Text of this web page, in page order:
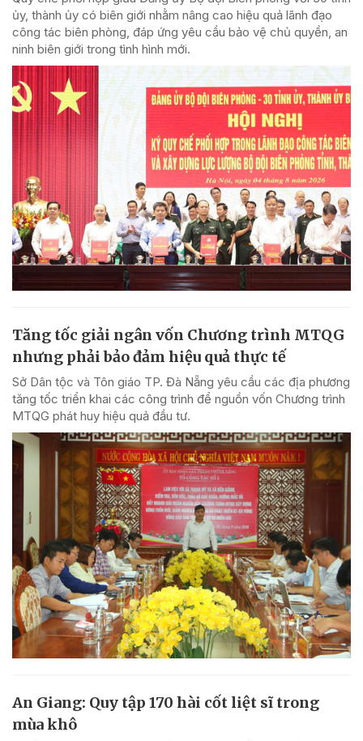
ủy, thành ủy có biên giới nhằm nâng cao hiệu quả lãnh đạo
công tác biên phòng, đáp ứng yêu cầu bảo vệ chủ quyền, an
ninh biên giới trong tình hình mới.
Tăng tốc giải ngân vốn Chương trình MTQG
nhưng phải bảo đảm hiệu quả thực tế
Sở Dân tộc và Tôn giáo TP. Đà Nẵng yêu cầu các địa phương
tăng tốc triển khai các công trình để nguồn vốn Chương trình
MTQG phát huy hiệu quả đầu tư.
An Giang: Quy tập 170 hài cốt liệt sĩ trong
mùa khô